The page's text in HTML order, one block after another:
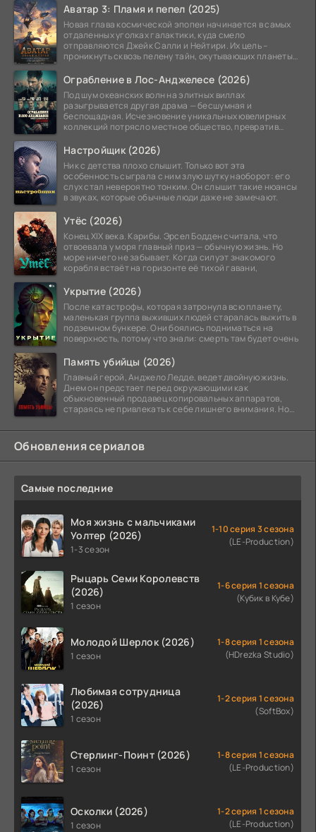
Аватар 3: Пламя и пепел (2025)
Новая глава космической эпопеи начинается в самых
отдаленных уголках галактики, куда смело
отправляются Джейк Салли и Нейтири. Их цель –
проникнуть сквозь пелену тайн, окутывающих планеты
Ограбление в Лос-Анджелесе (2026)
Под шум океанских волн на элитных виллах
разыгрывается другая драма — бесшумная и
беспощадная. Исчезновение уникальных ювелирных
коллекций потрясло местное общество, превратив
Настройщик (2026)
Ник с детства плохо слышит. Только вот эта
особенность сыграла с ним злую шутку наоборот: его
слух стал невероятно тонким. Он слышит такие нюансы
в звуках, которые обычные люди даже не замечают.
Утёс (2026)
Конец XIX века. Карибы. Эрсел Бодден считала, что
отвоевала у моря главный приз — обычную жизнь. Но
море ничего не забывает. Когда силуэт знакомого
корабля встаёт на горизонте её тихой гавани,
Укрытие (2026)
После катастрофы, которая затронула всю планету,
маленькая группа выживших людей старалась выжить в
подземном бункере. Они боялись подниматься на
поверхность, потому что знали: смерть там будет очень
Память убийцы (2026)
Главный герой, Анджело Ледде, ведет двойную жизнь.
Днем он предстает перед окружающими как
обыкновенный продавец копировальных аппаратов,
стараясь не привлекать к себе лишнего внимания. Но
Обновления сериалов
Самые последние
Моя жизнь с мальчиками
Уолтер (2026)
1-3 сезон
1-10 серия 3 сезона
(LE-Production)
Рыцарь Семи Королевств
(2026)
1 сезон
1-6 серия 1 сезона
(Кубик в Кубе)
Молодой Шерлок (2026)
1 сезон
1-8 серия 1 сезона
(HDrezka Studio)
Любимая сотрудница
(2026)
1 сезон
1-2 серия 1 сезона
(SoftBox)
Стерлинг-Поинт (2026)
1 сезон
1-8 серия 1 сезона
(LE-Production)
Осколки (2026)
1 сезон
1-2 серия 1 сезона
(LE-Production)